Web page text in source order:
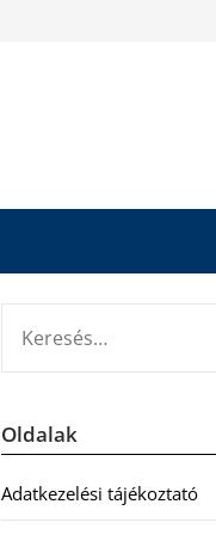
Oldalak
Adatkezelési tájékoztató